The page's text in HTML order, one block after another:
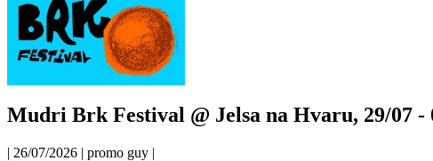
Mudri Brk Festival @ Jelsa na Hvaru, 29/07 -
| 26/07/2026 | promo guy |